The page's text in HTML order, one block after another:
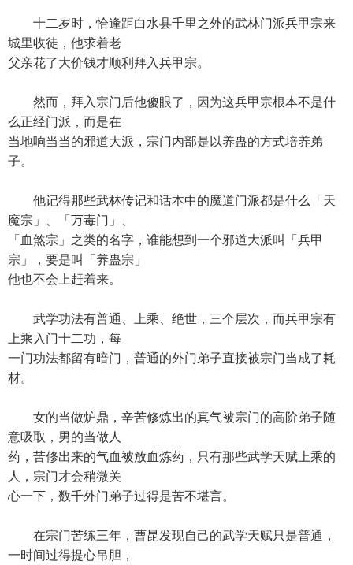
十二岁时，恰逢距白水县千里之外的武林门派兵甲宗来
城里收徒，他求着老
父亲花了大价钱才顺利拜入兵甲宗。
然而，拜入宗门后他傻眼了，因为这兵甲宗根本不是什
么正经门派，而是在
当地响当当的邪道大派，宗门内部是以养蛊的方式培养弟
子。
他记得那些武林传记和话本中的魔道门派都是什么「天
魔宗」、「万毒门」、
「血煞宗」之类的名字，谁能想到一个邪道大派叫「兵甲
宗」，要是叫「养蛊宗」
他也不会上赶着来。
武学功法有普通、上乘、绝世，三个层次，而兵甲宗有
上乘入门十二功，每
一门功法都留有暗门，普通的外门弟子直接被宗门当成了耗
材。
女的当做炉鼎，辛苦修炼出的真气被宗门的高阶弟子随
意吸取，男的当做人
药，苦修出来的气血被放血炼药，只有那些武学天赋上乘的
人，宗门才会稍微关
心一下，数千外门弟子过得是苦不堪言。
在宗门苦练三年，曹昆发现自己的武学天赋只是普通，
一时间过得提心吊胆，